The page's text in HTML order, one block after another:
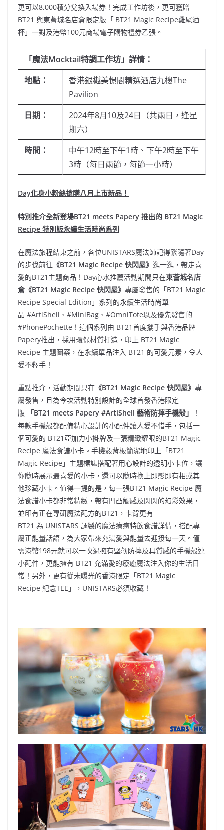
更可以8,000積分兌換入場券！完成工作坊後，更可獲贈
BT21 與東薈城名店倉限定版 「 BT21 Magic Recipe雞尾酒
杯」一對及港幣100元商場電子購物禮券乙張。
「魔法Mocktail特調工作坊」詳情：
地點：
香港銀樾美憬閣精選酒店九樓The
Pavilion
日期：
2024年8月10及24日（共兩日，逢星
期六）
時間：
中午12時至下午1時、下午2時至下午
3時（每日兩節，每節一小時）
Day化身小粉絲搶購八月上市新品！
特別推介全新登場BT21 meets Papery 推出的 BT21 Magic
Recipe 特別版永續生活時尚系列
在魔法旅程結束之前，各位UNISTARS魔法師記得緊隨著Day
的步伐前往 《BT21 Magic Recipe 快閃屋》 逛一逛，帶走喜
愛的BT21主題商品！Day心水推薦活動期間只在東薈城名店
倉 《BT21 Magic Recipe 快閃屋》 專屬發售的「BT21 Magic
Recipe Special Edition」系列的永續生活時尚單
品 #ArtiShell、#MiniBag、#OmniTote以及優先發售的
#PhonePochette！這個系列由 BT21首度攜手與香港品牌
Papery推出，採用環保材質打造，印上 BT21 Magic
Recipe 主題圖案，在永續單品注入 BT21 的可愛元素，令人
愛不釋手！
重點推介，活動期間只在 《BT21 Magic Recipe 快閃屋》 專
屬發售，且為今次活動特別設計的全球首發香港限定
版
「BT21 meets Papery #ArtiShell 藝術防摔手機殼」
！
每款手機殼都配備精心設計的小配件讓人愛不惜手，包括一
個可愛的 BT21亞加力小掛牌及一張精緻耀眼的BT21 Magic
Recipe 魔法食譜小卡。手機殼背板簡潔地印上「BT21
Magic Recipe」主題標誌搭配著用心設計的透明小卡位，讓
你隨時展示最喜愛的小卡，還可以隨時換上即影即有相或其
他珍藏小卡。值得一提的是，每一張BT21 Magic Recipe 魔
法食譜小卡都非常精緻，帶有凹凸觸感及閃閃的幻彩效果，
並印有正在專研魔法配方的BT21，卡背更有
BT21 為 UNISTARS 調製的魔法療癒特飲食譜詳情，搭配專
屬正能量話語，為大家帶來充滿愛與能量去迎接每一天。僅
需港幣198元就可以一次過擁有堅韌防摔及具質感的手機殼連
小配件，更能擁有 BT21 充滿愛的療癒魔法注入你的生活日
常！另外，更有從未曝光的香港限定「BT21 Magic
Recipe 紀念TEE」，UNISTARS必須收藏！